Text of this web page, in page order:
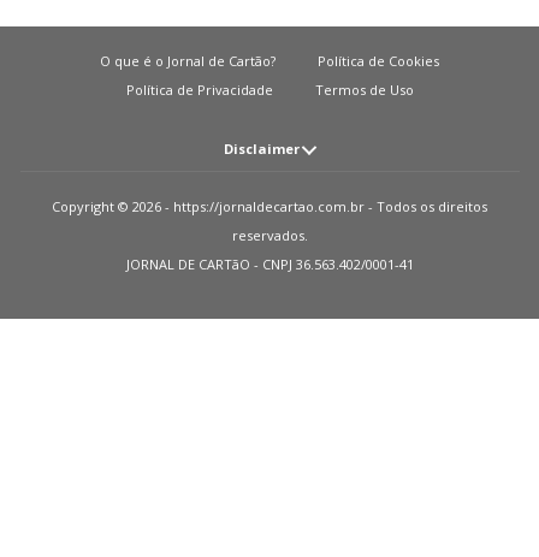
O que é o Jornal de Cartão?
Política de Cookies
Política de Privacidade
Termos de Uso
Disclaimer
em dinheiro para liberação de qualquer tipo de produto financeiro, seja
cartão de crédito, financiamento ou empréstimo. Caso isto aconteça nos
avise pelo formulário imediatamente. Observações: O JORNAL DE CARTãO
ressaltar que essas informações podem divergir das informações
Copyright © 2026 - https://jornaldecartao.com.br - Todos os direitos
reservados.
JORNAL DE CARTãO - CNPJ 36.563.402/0001-41